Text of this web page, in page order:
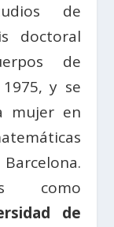
de
doctoral
de
y se
mujer en
como
de